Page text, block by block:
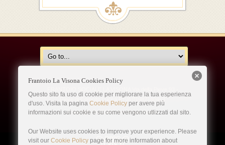
Pieve di Compito Lucca P.IVA 01982180463
Copyright © 2019 Frantoio La Visona
Frantoio La Visona Cookies Policy
Questo sito fa uso di cookie per migliorare la tua esperienza
d'uso. Visita la pagina Cookie Policy per avere più
informazioni sui cookie e su come vengono utlizzati dal sito.
Our Website uses cookies to improve your experience. Please
visit our Cookie Policy page for more information about